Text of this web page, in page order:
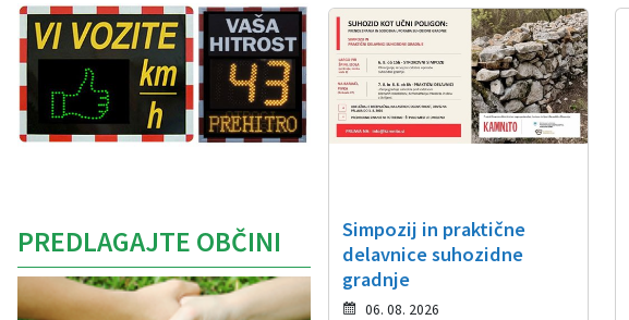
Simpozij in praktične
delavnice suhozidne
gradnje
06. 08. 2026
PREDLAGAJTE OBČINI